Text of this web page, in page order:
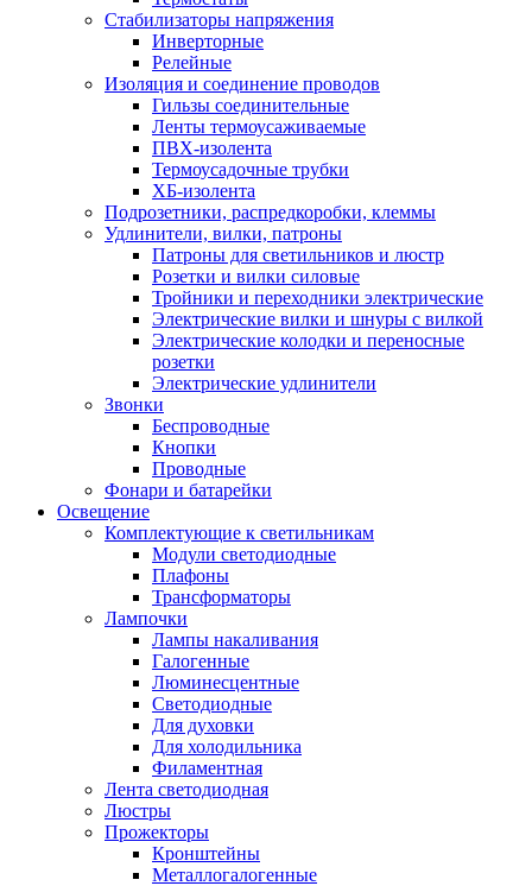
Стабилизаторы напряжения
Инверторные
Релейные
Изоляция и соединение проводов
Гильзы соединительные
Ленты термоусаживаемые
ПВХ-изолента
Термоусадочные трубки
ХБ-изолента
Подрозетники, распредкоробки, клеммы
Удлинители, вилки, патроны
Патроны для светильников и люстр
Розетки и вилки силовые
Тройники и переходники электрические
Электрические вилки и шнуры с вилкой
Электрические колодки и переносные
розетки
Электрические удлинители
Звонки
Беспроводные
Кнопки
Проводные
Фонари и батарейки
Освещение
Комплектующие к светильникам
Модули светодиодные
Плафоны
Трансформаторы
Лампочки
Лампы накаливания
Галогенные
Люминесцентные
Светодиодные
Для духовки
Для холодильника
Филаментная
Лента светодиодная
Люстры
Прожекторы
Кронштейны
Металлогалогенные